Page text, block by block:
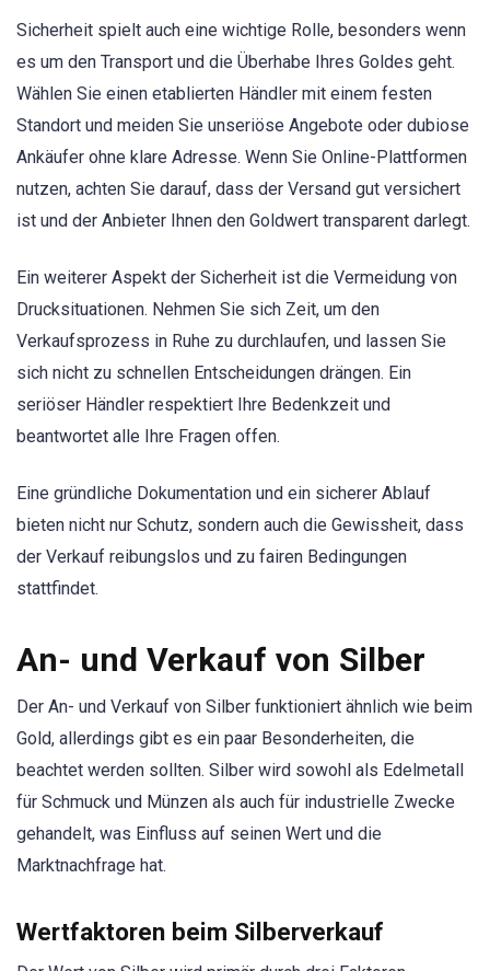
Sicherheit spielt auch eine wichtige Rolle, besonders wenn
es um den Transport und die Überhabe Ihres Goldes geht.
Wählen Sie einen etablierten Händler mit einem festen
Standort und meiden Sie unseriöse Angebote oder dubiose
Ankäufer ohne klare Adresse. Wenn Sie Online-Plattformen
nutzen, achten Sie darauf, dass der Versand gut versichert
ist und der Anbieter Ihnen den Goldwert transparent darlegt.
Ein weiterer Aspekt der Sicherheit ist die Vermeidung von
Drucksituationen. Nehmen Sie sich Zeit, um den
Verkaufsprozess in Ruhe zu durchlaufen, und lassen Sie
sich nicht zu schnellen Entscheidungen drängen. Ein
seriöser Händler respektiert Ihre Bedenkzeit und
beantwortet alle Ihre Fragen offen.
Eine gründliche Dokumentation und ein sicherer Ablauf
bieten nicht nur Schutz, sondern auch die Gewissheit, dass
der Verkauf reibungslos und zu fairen Bedingungen
stattfindet.
An- und Verkauf von Silber
Der An- und Verkauf von Silber funktioniert ähnlich wie beim
Gold, allerdings gibt es ein paar Besonderheiten, die
beachtet werden sollten. Silber wird sowohl als Edelmetall
für Schmuck und Münzen als auch für industrielle Zwecke
gehandelt, was Einfluss auf seinen Wert und die
Marktnachfrage hat.
Wertfaktoren beim Silberverkauf